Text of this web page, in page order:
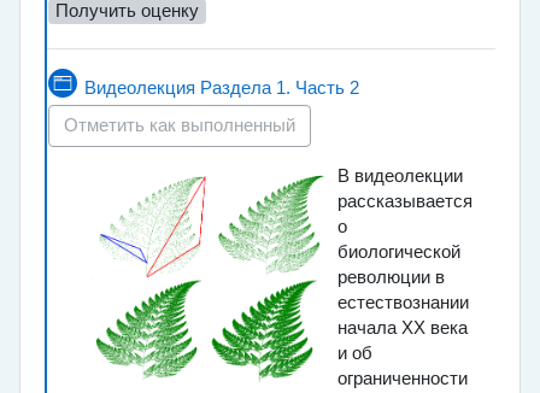
Получить оценку
Видеолекция Раздела 1. Часть 2
Страница
Отметить как выполненный
В видеолекции
рассказывается
о
биологической
революции в
естествознании
начала XX века
и об
ограниченности